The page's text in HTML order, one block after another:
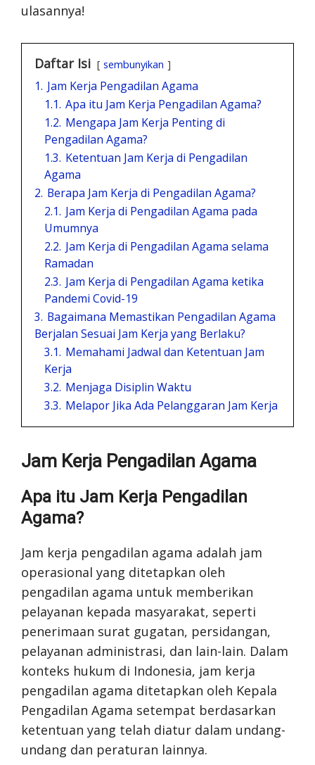
ulasannya!
Daftar Isi sembunyikan
1. Jam Kerja Pengadilan Agama
1.1. Apa itu Jam Kerja Pengadilan Agama?
1.2. Mengapa Jam Kerja Penting di
Pengadilan Agama?
1.3. Ketentuan Jam Kerja di Pengadilan
Agama
2. Berapa Jam Kerja di Pengadilan Agama?
2.1. Jam Kerja di Pengadilan Agama pada
Umumnya
2.2. Jam Kerja di Pengadilan Agama selama
Ramadan
2.3. Jam Kerja di Pengadilan Agama ketika
Pandemi Covid-19
3. Bagaimana Memastikan Pengadilan Agama
Berjalan Sesuai Jam Kerja yang Berlaku?
3.1. Memahami Jadwal dan Ketentuan Jam
Kerja
3.2. Menjaga Disiplin Waktu
3.3. Melapor Jika Ada Pelanggaran Jam Kerja
Jam Kerja Pengadilan Agama
Apa itu Jam Kerja Pengadilan
Agama?
Jam kerja pengadilan agama adalah jam
operasional yang ditetapkan oleh
pengadilan agama untuk memberikan
pelayanan kepada masyarakat, seperti
penerimaan surat gugatan, persidangan,
pelayanan administrasi, dan lain-lain. Dalam
konteks hukum di Indonesia, jam kerja
pengadilan agama ditetapkan oleh Kepala
Pengadilan Agama setempat berdasarkan
ketentuan yang telah diatur dalam undang-
undang dan peraturan lainnya.